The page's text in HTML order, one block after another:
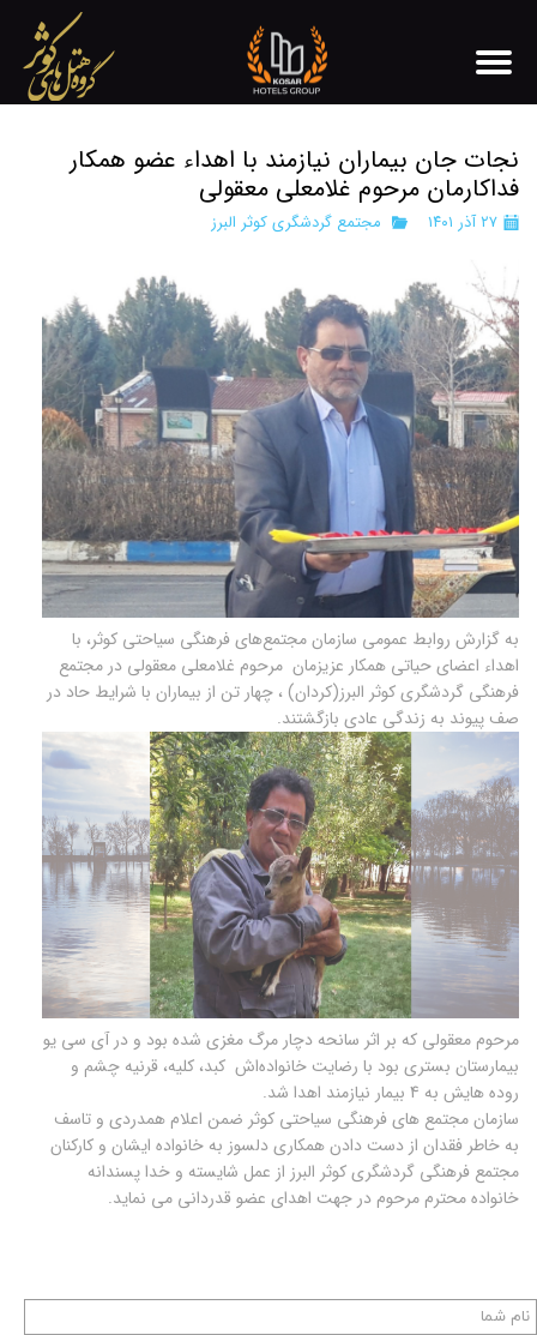
نجات جان بیماران نیازمند با اهداء عضو همکار
فداکارمان مرحوم غلامعلی معقولی
۲۷ آذر ۱۴۰۱ مجتمع گردشگری کوثر البرز
به گزارش روابط عمومی سازمان مجتمع‌های فرهنگی سیاحتی کوثر، با
اهداء اعضای حیاتی همکار عزیزمان مرحوم غلامعلی معقولی در مجتمع
فرهنگی گردشگری کوثر البرز(کردان) ، چهار تن از بیماران با شرایط حاد در
صف پیوند به زندگی عادی بازگشتند.
مرحوم معقولی که بر اثر سانحه دچار مرگ مغزی شده بود و در آی سی یو
بیمارستان بستری بود با رضایت خانواده‌اش کبد، کلیه، قرنیه چشم و
روده هایش به 4 بیمار نیازمند اهدا شد.
سازمان مجتمع های فرهنگی سیاحتی کوثر ضمن اعلام همدردی و تاسف
به خاطر فقدان از دست دادن همکاری دلسوز به خانواده ایشان و کارکنان
مجتمع فرهنگی گردشگری کوثر البرز از عمل شایسته و خدا پسندانه
خانواده محترم مرحوم در جهت اهدای عضو قدردانی می نماید.